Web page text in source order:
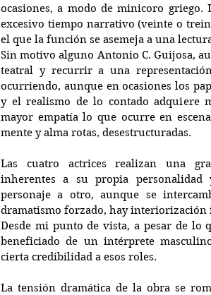
ocasiones, a modo de minicoro
excesivo tiempo narrativo (veinte o
el que la función se asemeja a una
Sin motivo alguno Antonio C. Guijosa,
teatral y recurrir a una
ocurriendo, aunque en ocasiones los
y el realismo de lo contado adquiere
mayor empatía lo que ocurre en
mente y alma rotas, desestructuradas.
Las cuatro actrices realizan una
inherentes a su propia
personaje a otro, aunque se
dramatismo forzado, hay interiorización
Desde mi punto de vista, a pesar de lo
beneficiado de un intérprete
cierta credibilidad a esos roles.
La tensión dramática de la obra se